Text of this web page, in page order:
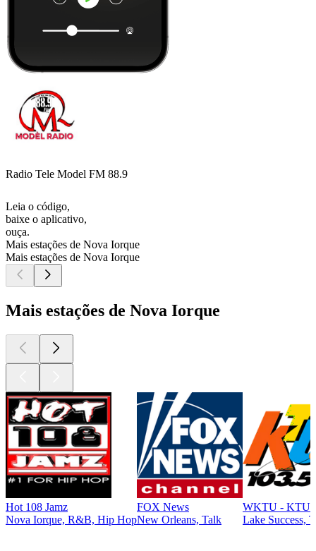
Radio Tele Model FM 88.9
Leia o código,
baixe o aplicativo,
ouça.
Mais estações de Nova Iorque
Mais estações de Nova Iorque
Mais estações de Nova Iorque
Hot 108 Jamz
Nova Iorque, R&B, Hip Hop
FOX News
New Orleans, Talk
WKTU - KTU
Lake Success,